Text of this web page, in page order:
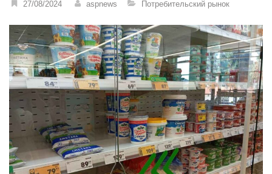
27/08/2024 aspnews Потребительский рынок